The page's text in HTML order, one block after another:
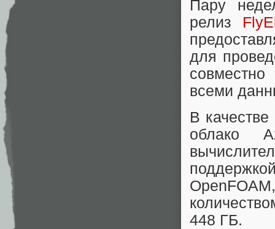
Пару
релиз
для
всеми
В качестве
облако
448 ГБ.